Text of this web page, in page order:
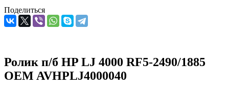
Поделиться
Ролик п/б HP LJ 4000 RF5-2490/1885
OEM AVHPLJ4000040